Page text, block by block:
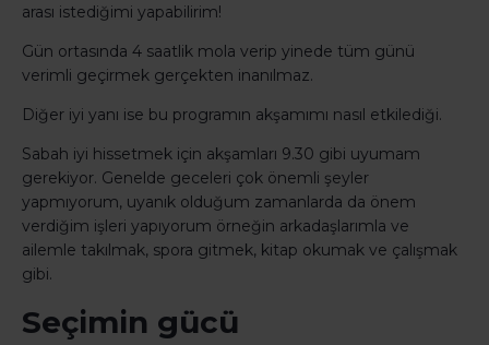
arası istediğimi yapabilirim!
Gün ortasında 4 saatlik mola verip yinede tüm günü
verimli geçirmek gerçekten inanılmaz.
Diğer iyi yanı ise bu programın akşamımı nasıl etkilediği.
Sabah iyi hissetmek için akşamları 9.30 gibi uyumam
gerekiyor. Genelde geceleri çok önemli şeyler
yapmıyorum, uyanık olduğum zamanlarda da önem
verdiğim işleri yapıyorum örneğin arkadaşlarımla ve
ailemle takılmak, spora gitmek, kitap okumak ve çalışmak
gibi.
Seçimin gücü